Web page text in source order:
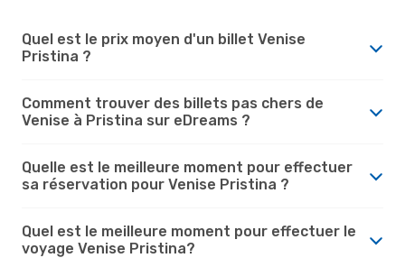
Quel est le prix moyen d'un billet Venise
Pristina ?
Comment trouver des billets pas chers de
Venise à Pristina sur eDreams ?
Quelle est le meilleure moment pour effectuer
sa réservation pour Venise Pristina ?
Quel est le meilleure moment pour effectuer le
voyage Venise Pristina?